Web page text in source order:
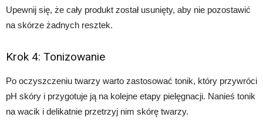
Upewnij się, że cały produkt został usunięty, aby nie pozostawić
na skórze żadnych resztek.
Krok 4: Tonizowanie
Po oczyszczeniu twarzy warto zastosować tonik, który przywróci
pH skóry i przygotuje ją na kolejne etapy pielęgnacji. Nanieś tonik
na wacik i delikatnie przetrzyj nim skórę twarzy.